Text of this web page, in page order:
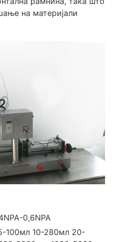
на материјали
0,6NPA
100мл 10-280мл 20-